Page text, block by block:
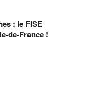
: le FISE
de-France !